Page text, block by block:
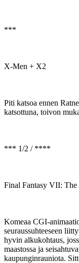
***
X-Men + X2
Piti katsoa ennen
katsottuna, toivon
*** 1/2 / ****
Final Fantasy VII:
Komeaa CGI-
seuraussuhteeseen
hyvin alkukohtaus,
maastossa ja
kaupunginrauniota.